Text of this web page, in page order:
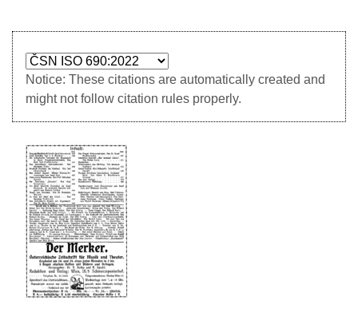
Notice: These citations are automatically created and
might not follow citation rules properly.
Image